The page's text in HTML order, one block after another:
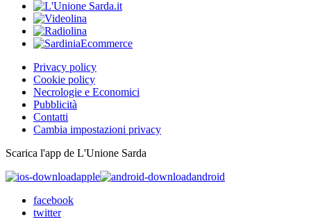
Privacy policy
Cookie policy
Necrologie e Economici
Pubblicità
Contatti
Cambia impostazioni privacy
Scarica l'app de L'Unione Sarda
apple
android
facebook
twitter